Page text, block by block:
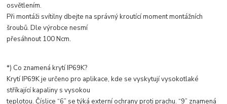
osvětlením.
Při montáži svítilny dbejte na správný kroutící moment montážních
šroubů. Dle výrobce nesmí
přesáhnout 100 Ncm.
*) Co znamená krytí IP69K?
Krytí IP69K je určeno pro aplikace, kde se vyskytují vysokotlaké
stříkající kapaliny s vysokou
teplotou. Číslice “6” se týká externí ochrany proti prachu. “9” znamená